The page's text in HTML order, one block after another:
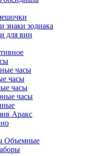
знаки зодиака
для вин
часы
часы
часы
часы
Аракс
Объемные